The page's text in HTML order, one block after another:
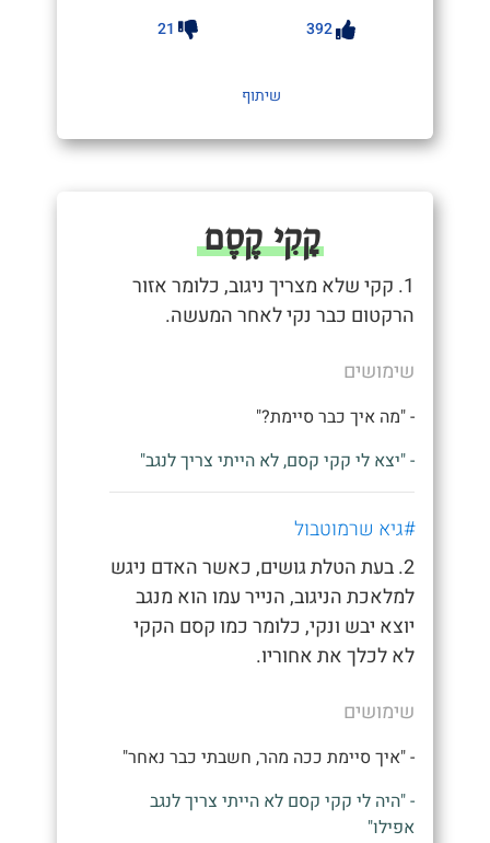
392
21
שיתוף
קָקִי קֶסֶם
1. קקי שלא מצריך ניגוב, כלומר אזור
הרקטום כבר נקי לאחר המעשה.
שימושים
- "מה איך כבר סיימת?"
- "יצא לי קקי קסם, לא הייתי צריך לנגב"
#גיא שרמוטבול
2. בעת הטלת גושים, כאשר האדם ניגש
למלאכת הניגוב, הנייר עמו הוא מנגב
יוצא יבש ונקי, כלומר כמו קסם הקקי
לא לכלך את אחוריו.
שימושים
- "איך סיימת ככה מהר, חשבתי כבר נאחר"
- "היה לי קקי קסם לא הייתי צריך לנגב
אפילו"